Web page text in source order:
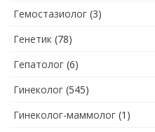
Гемостазиолог (3)
Генетик (78)
Гепатолог (6)
Гинеколог (545)
Гинеколог-маммолог (1)